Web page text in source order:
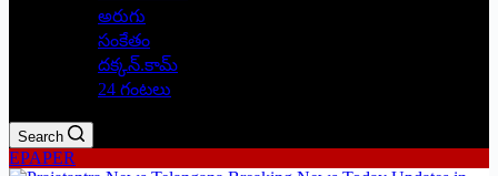
అరుగు
సంకేతం
దక్కన్.కామ్
24 గంటలు
Search
EPAPER